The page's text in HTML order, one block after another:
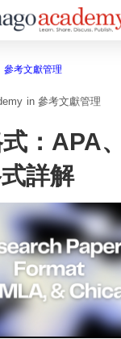
參考文獻管理
in 參考文獻管理
：APA
詳解